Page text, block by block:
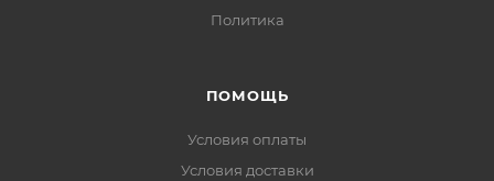
Политика
ПОМОЩЬ
Условия оплаты
Условия доставки